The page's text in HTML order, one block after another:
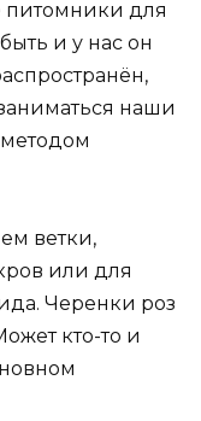
питомники для
и у нас он
наши
ветки,
или для
Черенки роз
кто-то и